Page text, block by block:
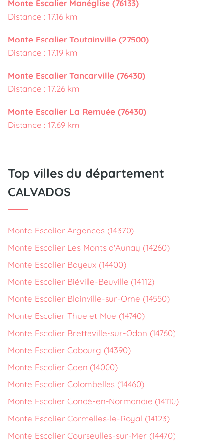
Monte Escalier Manéglise (76133)
Distance : 17.16 km
Monte Escalier Toutainville (27500)
Distance : 17.19 km
Monte Escalier Tancarville (76430)
Distance : 17.26 km
Monte Escalier La Remuée (76430)
Distance : 17.69 km
Top villes du département
CALVADOS
Monte Escalier Argences (14370)
Monte Escalier Les Monts d'Aunay (14260)
Monte Escalier Bayeux (14400)
Monte Escalier Biéville-Beuville (14112)
Monte Escalier Blainville-sur-Orne (14550)
Monte Escalier Thue et Mue (14740)
Monte Escalier Bretteville-sur-Odon (14760)
Monte Escalier Cabourg (14390)
Monte Escalier Caen (14000)
Monte Escalier Colombelles (14460)
Monte Escalier Condé-en-Normandie (14110)
Monte Escalier Cormelles-le-Royal (14123)
Monte Escalier Courseulles-sur-Mer (14470)